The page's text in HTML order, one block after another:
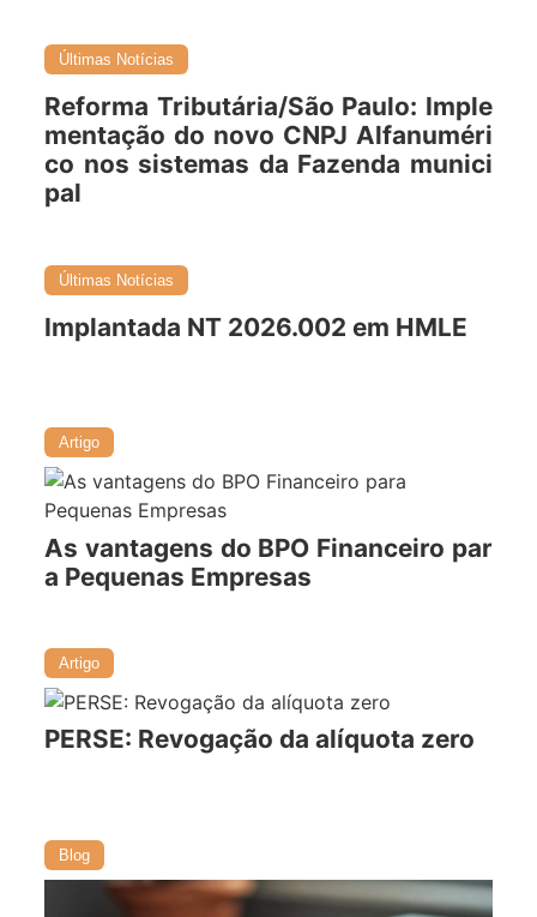
Últimas Notícias
Reforma Tributária/São Paulo: Imple
mentação do novo CNPJ Alfanuméri
co nos sistemas da Fazenda munici
pal
Últimas Notícias
Implantada NT 2026.002 em HMLE
Artigo
As vantagens do BPO Financeiro par
a Pequenas Empresas
Artigo
PERSE: Revogação da alíquota zero
Blog